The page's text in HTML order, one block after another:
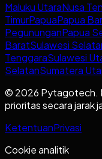
Maluku UtaraNusa
TimurPapuaPapua
PegununganPapua
BaratSulawesi
TenggaraSulawesi
SelatanSumatera
© 2026 Pytagotech.
prioritas secara jarak
KetentuanPrivasi
Cookie analitik